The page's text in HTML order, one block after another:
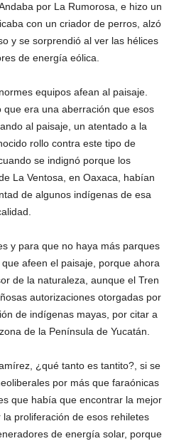
por La Rumorosa, e hizo un
con un criador de perros, alzó
y se sorprendió al ver las hélices
de energía eólica.
equipos afean al paisaje.
era una aberración que esos
al paisaje, un atentado a la
rollo contra este tipo de
se indignó porque los
La Ventosa, en Oaxaca, habían
de algunos indígenas de esa
y para que no haya más parques
afeen el paisaje, porque ahora
de la naturaleza, aunque el Tren
autorizaciones otorgadas por
de indígenas mayas, por citar a
de la Península de Yucatán.
¿qué tanto es tantito?, si se
por más que faraónicas
que había que encontrar la mejor
proliferación de esos rehiletes
de energía solar, porque